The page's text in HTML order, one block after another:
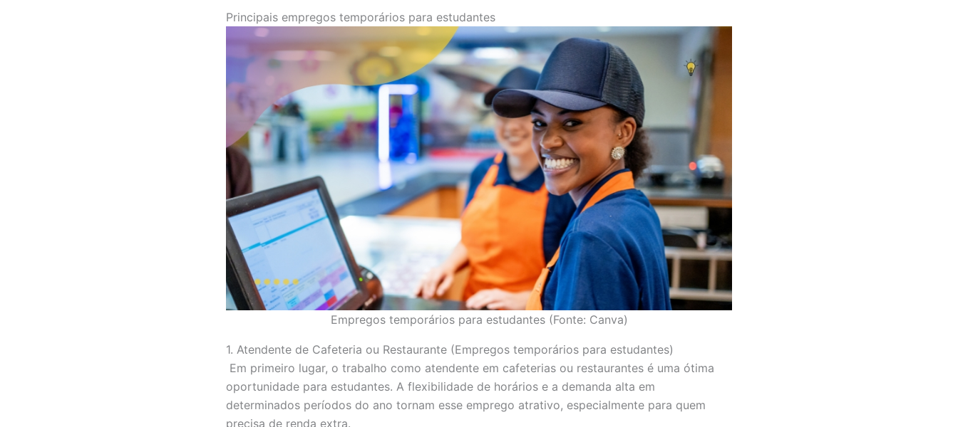
Principais empregos temporários para estudantes
Empregos temporários para estudantes (Fonte: Canva)
1. Atendente de Cafeteria ou Restaurante (Empregos temporários para estudantes)
Em primeiro lugar, o trabalho como atendente em cafeterias ou restaurantes é uma ótima
oportunidade para estudantes. A flexibilidade de horários e a demanda alta em
determinados períodos do ano tornam esse emprego atrativo, especialmente para quem
precisa de renda extra.